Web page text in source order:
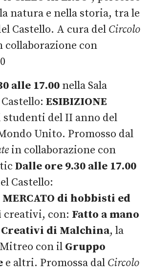
natura e nella storia, tra le
Castello. A cura del Circolo
collaborazione con
alle 17.00 nella Sala
ESIBIZIONE
studenti del II anno del
Unito. Promosso dal
in collaborazione con
Dalle ore 9.30 alle 17.00
Castello:
MERCATO di hobbisti ed
creativi, con: Fatto a mano
Creativi di Malchina, la
con il Gruppo
e altri. Promossa dal Circolo